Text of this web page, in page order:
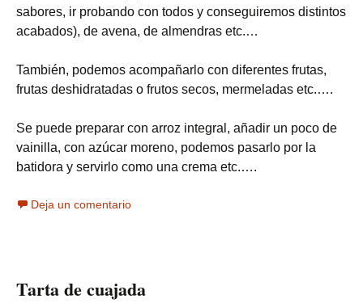
sabores, ir probando con todos y conseguiremos distintos
acabados), de avena, de almendras etc.…
También, podemos acompañarlo con diferentes frutas,
frutas deshidratadas o frutos secos, mermeladas etc.….
Se puede preparar con arroz integral, añadir un poco de
vainilla, con azúcar moreno, podemos pasarlo por la
batidora y servirlo como una crema etc.….
Deja un comentario
Tarta de cuajada